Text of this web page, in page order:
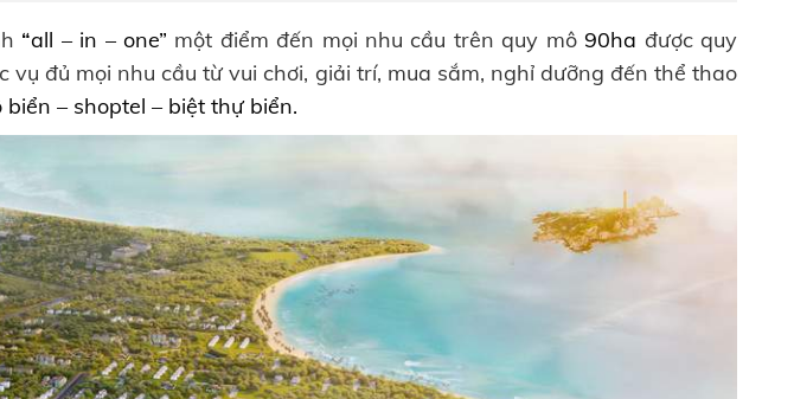
“all – in – one” một điểm đến mọi nhu cầu trên quy mô90ha được quy
vụ đủ mọi nhu cầu từ vui chơi, giải trí, mua sắm, nghỉ dưỡng đến thể thao
– shoptel – biệt thự biển.